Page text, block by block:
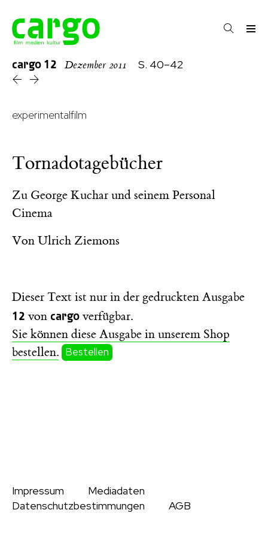
cargo 12 Dezember 2011 S. 40–42
experimentalfilm
Tornadotagebücher
Zu George Kuchar und seinem Personal
Cinema
Von Ulrich Ziemons
Dieser Text ist nur in der gedruckten Ausgabe
12 von cargo verfügbar.
Sie können diese Ausgabe in unserem Shop
bestellen. Bestellen
Impressum
Mediadaten
Datenschutzbestimmungen
AGB